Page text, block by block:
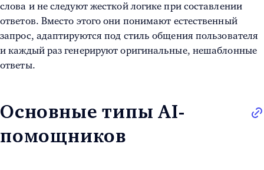
слова и не следуют жесткой логике при составлении
ответов. Вместо этого они понимают естественный
запрос, адаптируются под стиль общения пользователя
и каждый раз генерируют оригинальные, нешаблонные
ответы.
Основные типы AI-
помощников